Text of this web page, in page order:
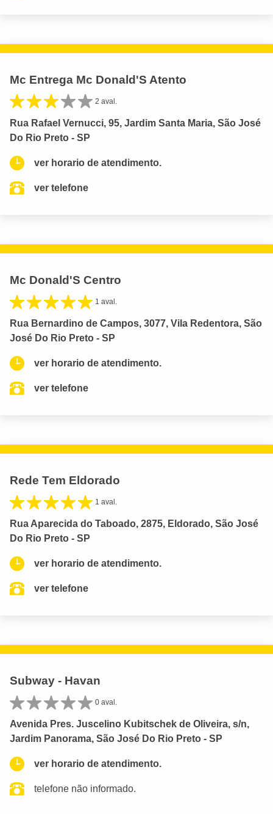
Mc Entrega Mc Donald'S Atento
2 aval.
Rua Rafael Vernucci, 95, Jardim Santa Maria, São José
Do Rio Preto - SP
ver horario de atendimento.
ver telefone
Mc Donald'S Centro
1 aval.
Rua Bernardino de Campos, 3077, Vila Redentora, São
José Do Rio Preto - SP
ver horario de atendimento.
ver telefone
Rede Tem Eldorado
1 aval.
Rua Aparecida do Taboado, 2875, Eldorado, São José
Do Rio Preto - SP
ver horario de atendimento.
ver telefone
Subway - Havan
0 aval.
Avenida Pres. Juscelino Kubitschek de Oliveira, s/n,
Jardim Panorama, São José Do Rio Preto - SP
ver horario de atendimento.
telefone não informado.